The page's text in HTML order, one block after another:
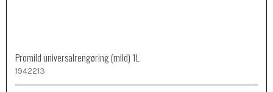
Promild universalrengøring (mild) 1L
1942213